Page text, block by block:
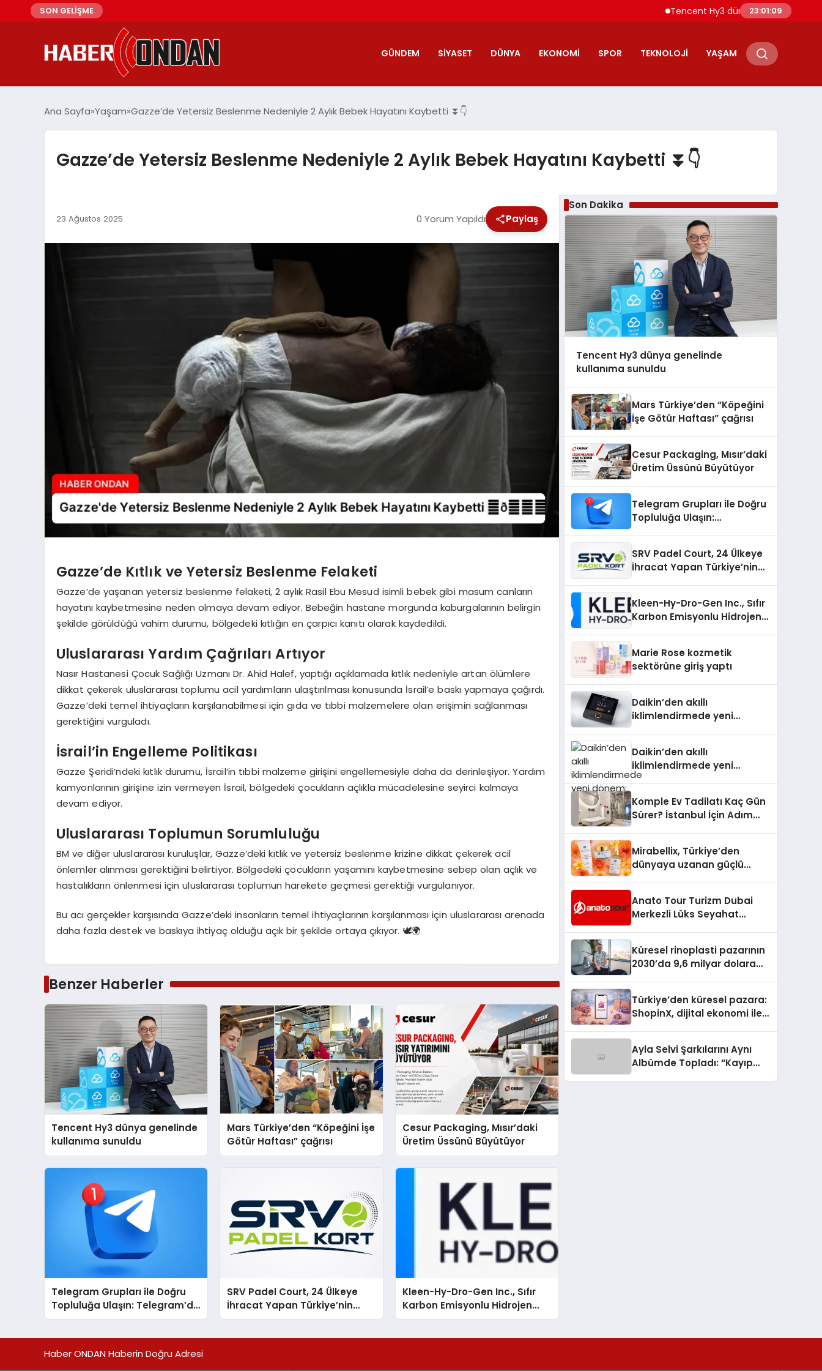
SON GELİŞME Tencent Hy3 dünya genelinde kullanıma
23:01:10
GÜNDEM SIYASET DÜNYA EKONOMI SPOR TEKNOLOJI YAŞAM
Ana Sayfa Yaşam Gazze’de Yetersiz Beslenme Nedeniyle 2 Aylık Bebek Hayatını Kaybetti ⏬👇
Gazze’de Yetersiz Beslenme Nedeniyle 2 Aylık Bebek Hayatını Kaybetti ⏬👇
23 Ağustos 2025 0 Yorum Yapıldı Paylaş
Gazze’de Kıtlık ve Yetersiz Beslenme Felaketi
Gazze’de yaşanan yetersiz beslenme felaketi, 2 aylık Rasil Ebu Mesud isimli bebek gibi masum canların
hayatını kaybetmesine neden olmaya devam ediyor. Bebeğin hastane morgunda kaburgalarının belirgin
şekilde görüldüğü vahim durumu, bölgedeki kıtlığın en çarpıcı kanıtı olarak kaydedildi.
Uluslararası Yardım Çağrıları Artıyor
Nasır Hastanesi Çocuk Sağlığı Uzmanı Dr. Ahid Halef, yaptığı açıklamada kıtlık nedeniyle artan ölümlere
dikkat çekerek uluslararası toplumu acil yardımların ulaştırılması konusunda İsrail’e baskı yapmaya çağırdı.
Gazze’deki temel ihtiyaçların karşılanabilmesi için gıda ve tıbbi malzemelere olan erişimin sağlanması
gerektiğini vurguladı.
İsrail’in Engelleme Politikası
Gazze Şeridi’ndeki kıtlık durumu, İsrail’in tıbbi malzeme girişini engellemesiyle daha da derinleşiyor. Yardım
kamyonlarının girişine izin vermeyen İsrail, bölgedeki çocukların açlıkla mücadelesine seyirci kalmaya
devam ediyor.
Uluslararası Toplumun Sorumluluğu
BM ve diğer uluslararası kuruluşlar, Gazze’deki kıtlık ve yetersiz beslenme krizine dikkat çekerek acil
önlemler alınması gerektiğini belirtiyor. Bölgedeki çocukların yaşamını kaybetmesine sebep olan açlık ve
hastalıkların önlenmesi için uluslararası toplumun harekete geçmesi gerektiği vurgulanıyor.
Bu acı gerçekler karşısında Gazze’deki insanların temel ihtiyaçlarının karşılanması için uluslararası arenada
daha fazla destek ve baskıya ihtiyaç olduğu açık bir şekilde ortaya çıkıyor. 🕊️🌍
Benzer Haberler
Tencent Hy3 dünya genelinde
kullanıma sunuldu
Mars Türkiye’den “Köpeğini İşe
Götür Haftası” çağrısı
Cesur Packaging, Mısır’daki
Üretim Üssünü Büyütüyor
Telegram Grupları ile Doğru
Topluluğa Ulaşın: Telegram’da
Aradığınız Topluluğa Daha
SRV Padel Court, 24 Ülkeye
İhracat Yapan Türkiye’nin
Padel Kortu Üretim Gücü
Kleen-Hy-Dro-Gen Inc., Sıfır
Karbon Emisyonlu Hidrojen
Isıtma Teknolojisinde ISO ve
Son Dakika
Tencent Hy3 dünya genelinde
kullanıma sunuldu
Mars Türkiye’den “Köpeğini
İşe Götür Haftası” çağrısı
Cesur Packaging, Mısır’daki
Üretim Üssünü Büyütüyor
Telegram Grupları ile Doğru
Topluluğa Ulaşın:
SRV Padel Court, 24 Ülkeye
İhracat Yapan Türkiye’nin
Kleen-Hy-Dro-Gen Inc., Sıfır
Karbon Emisyonlu Hidrojen
Aldı
Marie Rose kozmetik
sektörüne giriş yaptı
Daikin’den akıllı
iklimlendirmede yeni
Daikin’den akıllı
iklimlendirmede yeni
dönem: Madoka Plus
Komple Ev Tadilatı Kaç Gün
Sürer? İstanbul İçin Adım
Mirabellix, Türkiye’den
dünyaya uzanan güçlü
Anato Tour Turizm Dubai
Merkezli Lüks Seyahat
Küresel rinoplasti pazarının
2030’da 9,6 milyar dolara
Türkiye’den küresel pazara:
ShopinX, dijital ekonomi ile
Ayla Selvi Şarkılarını Aynı
Albümde Topladı: “Kayıp
Haber ONDAN Haberin Doğru Adresi